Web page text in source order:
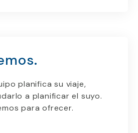
planifica su viaje,
a planificar el suyo.
para ofrecer.